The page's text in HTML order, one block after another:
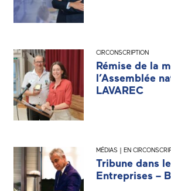
CIRCONSCRIPTION
Rémise de la
l’Assemblée
LAVAREC
MÉDIAS | EN
Tribune dans
Entreprises –